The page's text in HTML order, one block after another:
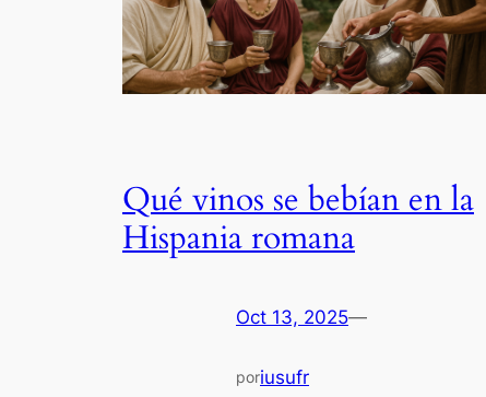
Qué vinos se bebían en la
Hispania romana
Oct 13, 2025—
poriusufr